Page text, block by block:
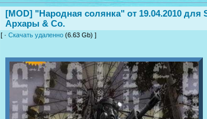
[MOD] "Народная солянка" от 19.04.2010 для
Архары & Co.
[ · Скачать удаленно (6.63 Gb) ]